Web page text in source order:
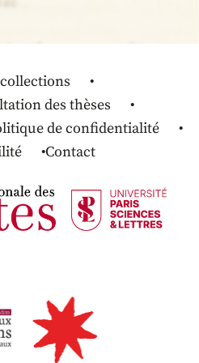
des thèses
de confidentialité
Contact